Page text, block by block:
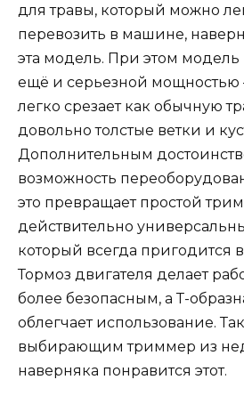
для травы, который можно
перевозить в машине,
эта модель. При этом модель
ещё и серьезной мощностью
легко срезает как обычную
довольно толстые ветки и
Дополнительным
возможность
это превращает простой
действительно
который всегда пригодится в
Тормоз двигателя делает
более безопасным, а Т-
облегчает использование.
выбирающим триммер из
наверняка понравится этот.